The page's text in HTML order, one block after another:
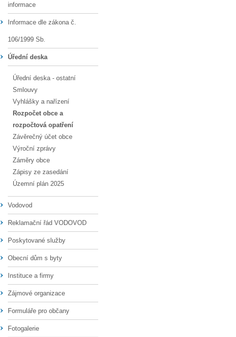
informace
Informace dle zákona č.
106/1999 Sb.
Úřední deska
Úřední deska - ostatní
Smlouvy
Vyhlášky a nařízení
Rozpočet obce a
rozpočtová opatření
Závěrečný účet obce
Výroční zprávy
Záměry obce
Zápisy ze zasedání
Územní plán 2025
Vodovod
Reklamační řád VODOVOD
Poskytované služby
Obecní dům s byty
Instituce a firmy
Zájmové organizace
Formuláře pro občany
Fotogalerie